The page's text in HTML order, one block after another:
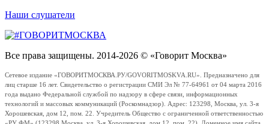
Наши слушатели
Все права защищены. 2014-2026 © «Говорит Москва»
Сетевое издание «ГОВОРИТМОСКВА.РУ/GOVORITMOSKVA.RU». Предназначено для
лиц старше 16 лет. Свидетельство о регистрации СМИ Эл № 77-64961 от 04 марта 2016
года выдано Федеральной службой по надзору в сфере связи, информационных
технологий и массовых коммуникаций (Роскомнадзор). Адрес: 123298, Москва, ул. 3-я
Хорошевская, дом 12, пом. 22. Учредитель Общество с ограниченной ответственностью